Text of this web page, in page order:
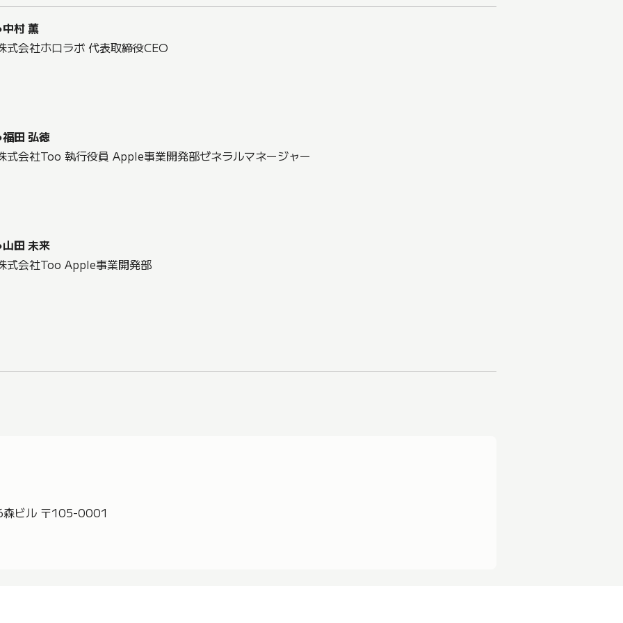
村 薫
式会社ホロラボ 代表取締役CEO
田 弘徳
式会社Too 執行役員 Apple事業開発部ゼネラルマネージャー
田 未来
式会社Too Apple事業開発部
森ビル 〒105-0001